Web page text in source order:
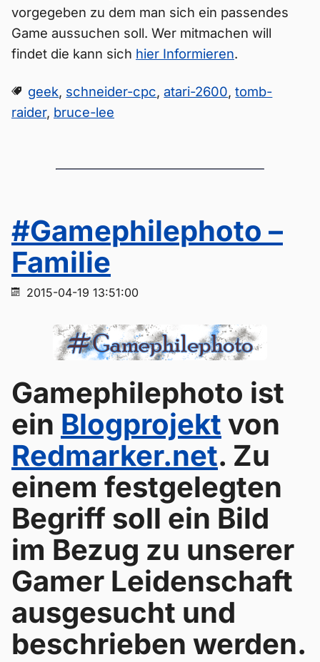
vorgegeben zu dem man sich ein passendes
Game aussuchen soll. Wer mitmachen will
findet die kann sich hier Informieren.
geek, schneider-cpc,atari-2600,tomb-
raider, bruce-lee
#Gamephilephoto –
Familie
2015-04-19 13:51:00
Gamephilephoto ist
ein Blogprojekt von
Redmarker.net. Zu
einem festgelegten
Begriff soll ein Bild
im Bezug zu unserer
Gamer Leidenschaft
ausgesucht und
beschrieben werden.